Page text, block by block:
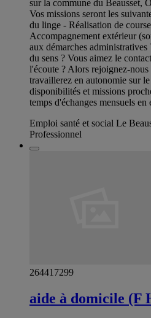
sur la commune du Beausset,
Vos missions seront les
du linge - Réalisation de
Accompagnement extérieur
aux démarches
du sens ? Vous aimez le
l'écoute ? Alors rejoignez-nous
travaillerez en autonomie sur
disponibilités et missions
temps d'échanges mensuels en
Emploi santé et social Le
Professionnel
264417299
aide à domicile (F